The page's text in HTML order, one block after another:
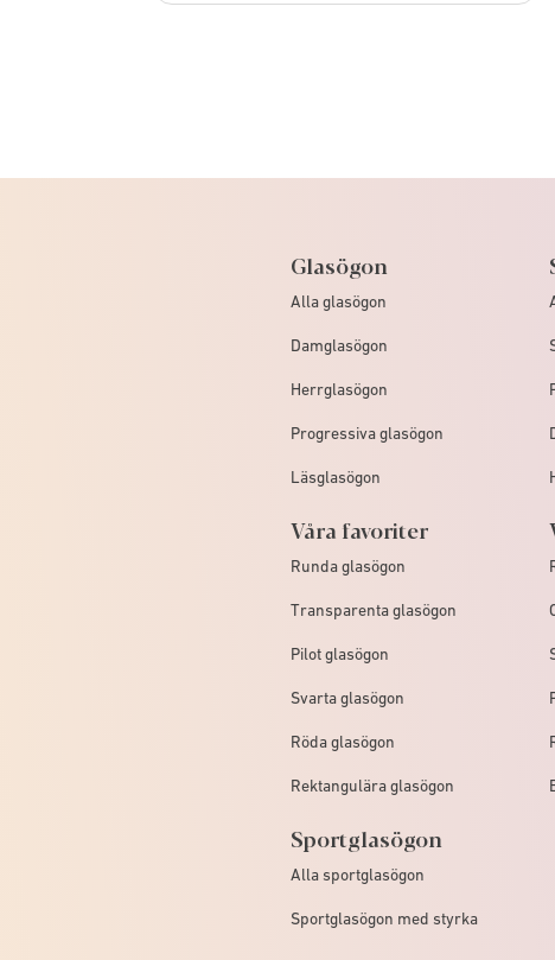
Glasögon
Alla glasögon
Damglasögon
Herrglasögon
Progressiva glasögon
Läsglasögon
Våra favoriter
Runda glasögon
Transparenta glasögon
Pilot glasögon
Svarta glasögon
Röda glasögon
Rektangulära glasögon
Sportglasögon
Alla sportglasögon
Sportglasögon med styrka